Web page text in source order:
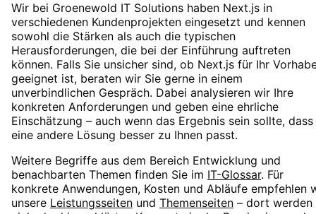
Wir bei Groenewold IT Solutions haben Next.js in
verschiedenen Kundenprojekten eingesetzt und kennen
sowohl die Stärken als auch die typischen
Herausforderungen, die bei der Einführung auftreten
können. Falls Sie unsicher sind, ob Next.js für Ihr
geeignet ist, beraten wir Sie gerne in einem
unverbindlichen Gespräch. Dabei analysieren wir Ihre
konkreten Anforderungen und geben eine ehrliche
Einschätzung – auch wenn das Ergebnis sein sollte, dass
eine andere Lösung besser zu Ihnen passt.
Weitere Begriffe aus dem Bereich Entwicklung und
benachbarten Themen finden Sie im IT-Glossar. Für
konkrete Anwendungen, Kosten und Abläufe empfehlen
unsere Leistungsseiten und Themenseiten – dort werden